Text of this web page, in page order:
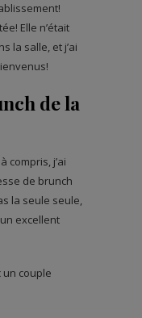
Elle n’était
la salle, et j’ai
de la
compris, j’ai
de brunch
la seule seule,
excellent
un couple